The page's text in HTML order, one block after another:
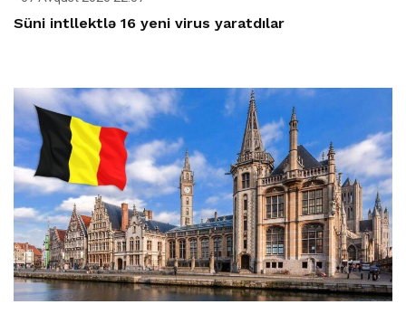
Süni intllektlə 16 yeni virus yaratdılar